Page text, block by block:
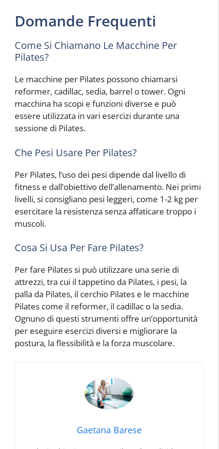
Domande Frequenti
Come Si Chiamano Le Macchine Per
Pilates?
Le macchine per Pilates possono chiamarsi
reformer, cadillac, sedia, barrel o tower. Ogni
macchina ha scopi e funzioni diverse e può
essere utilizzata in vari esercizi durante una
sessione di Pilates.
Che Pesi Usare Per Pilates?
Per Pilates, l’uso dei pesi dipende dal livello di
fitness e dall’obiettivo dell’allenamento. Nei primi
livelli, si consigliano pesi leggeri, come 1-2 kg per
esercitare la resistenza senza affaticare troppo i
muscoli.
Cosa Si Usa Per Fare Pilates?
Per fare Pilates si può utilizzare una serie di
attrezzi, tra cui il tappetino da Pilates, i pesi, la
palla da Pilates, il cerchio Pilates e le macchine
Pilates come il reformer, il cadillac o la sedia.
Ognuno di questi strumenti offre un’opportunità
per eseguire esercizi diversi e migliorare la
postura, la flessibilità e la forza muscolare.
Gaetana Barese